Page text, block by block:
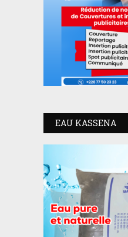
EAU KASSENA